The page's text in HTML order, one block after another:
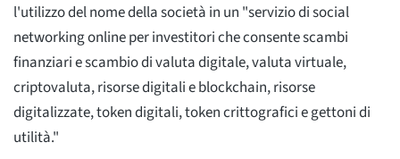
l'utilizzo del nome della società in un "servizio di social
networking online per investitori che consente scambi
finanziari e scambio di valuta digitale, valuta virtuale,
criptovaluta, risorse digitali e blockchain, risorse
digitalizzate, token digitali, token crittografici e gettoni di
utilità."